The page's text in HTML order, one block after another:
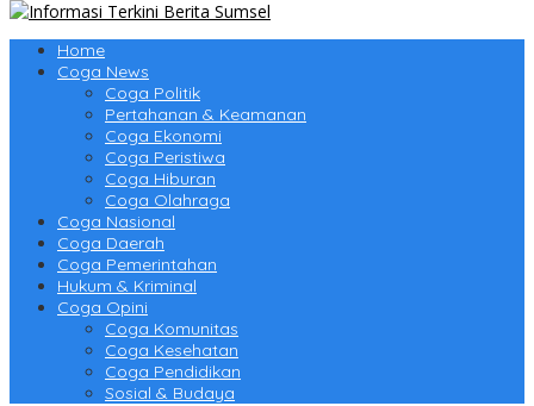
Home
Coga News
Coga Politik
Pertahanan & Keamanan
Coga Ekonomi
Coga Peristiwa
Coga Hiburan
Coga Olahraga
Coga Nasional
Coga Daerah
Coga Pemerintahan
Hukum & Kriminal
Coga Opini
Coga Komunitas
Coga Kesehatan
Coga Pendidikan
Sosial & Budaya